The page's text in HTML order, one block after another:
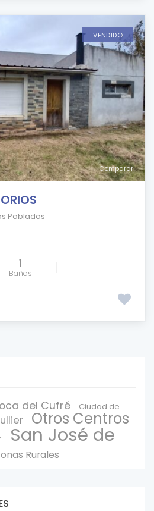
Comparar
VENDIDO
Poblados
1
Baños
del Cufré
Ciudad de
Otros Centros
San José de
Rurales